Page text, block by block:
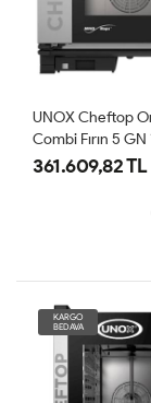
UNOX Cheftop
Combi Fırın 5 GN
Kapasiteli Gazlı
361.609,82 TL
KARGO
BEDAVA